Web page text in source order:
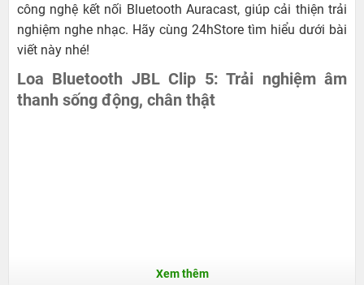
công nghệ kết nối Bluetooth Auracast, giúp cải thiện trải
nghiệm nghe nhạc. Hãy cùng 24hStore tìm hiểu dưới bài
viết này nhé!
Loa Bluetooth JBL Clip 5: Trải nghiệm âm
thanh sống động, chân thật
Xem thêm